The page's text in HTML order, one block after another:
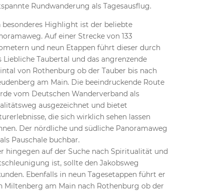
Rundwanderung als Tagesausflug.
besonderes Highlight ist der beliebte
Auf einer Strecke von 133
und neun Etappen führt dieser durch
Liebliche Taubertal und das angrenzende
von Rothenburg ob der Tauber bis nach
am Main. Die beeindruckende Route
vom Deutschen Wanderverband als
ausgezeichnet und bietet
die sich wirklich sehen lassen
Der nördliche und südliche Panoramaweg
Pauschale buchbar.
hingegen auf der Suche nach Spiritualität und
ist, sollte den Jakobsweg
Ebenfalls in neun Tagesetappen führt er
Miltenberg am Main nach Rothenburg ob der